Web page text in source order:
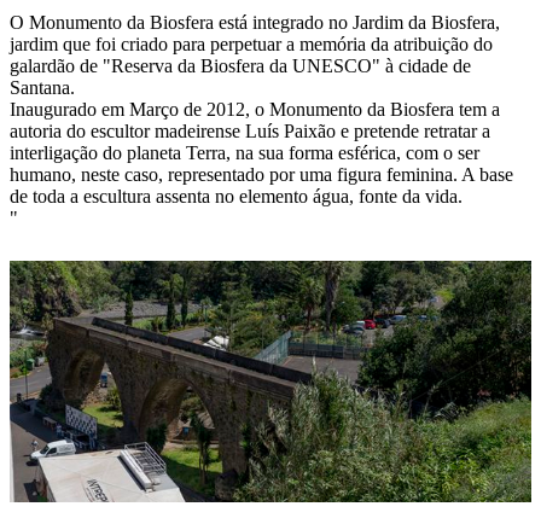
O Monumento da Biosfera está integrado no Jardim da Biosfera,
jardim que foi criado para perpetuar a memória da atribuição do
galardão de "Reserva da Biosfera da UNESCO" à cidade de
Santana.
Inaugurado em Março de 2012, o Monumento da Biosfera tem a
autoria do escultor madeirense Luís Paixão e pretende retratar a
interligação do planeta Terra, na sua forma esférica, com o ser
humano, neste caso, representado por uma figura feminina. A base
de toda a escultura assenta no elemento água, fonte da vida.
"